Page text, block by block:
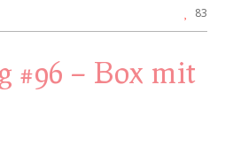
83
#96 – Box mit